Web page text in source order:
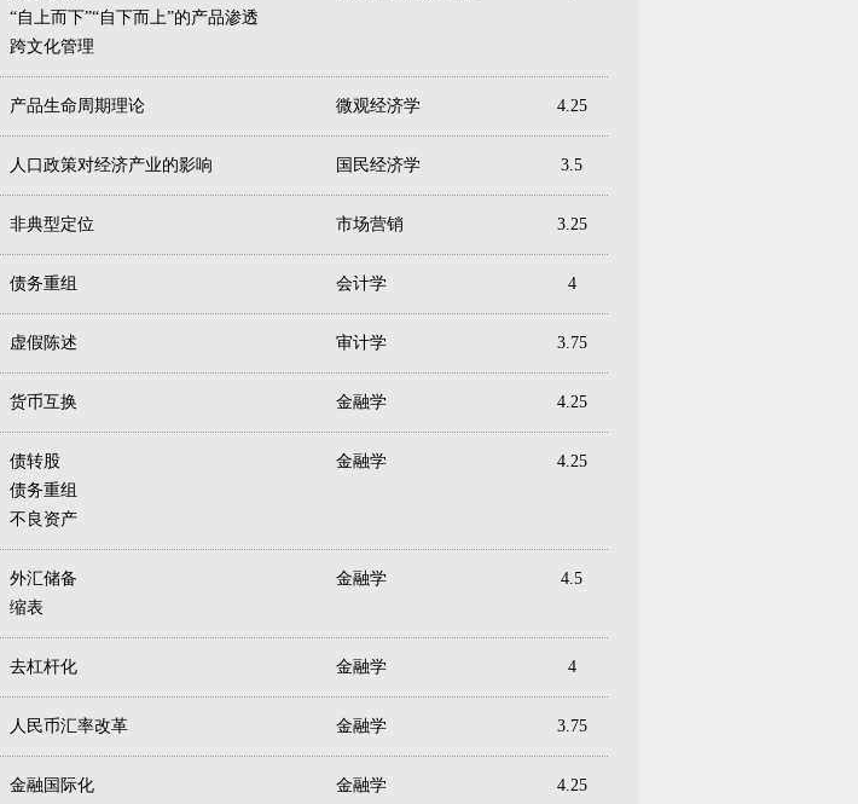
“自上而下”“自下而上”的产品渗透
跨文化管理
产品生命周期理论 微观经济学 4.25
人口政策对经济产业的影响 国民经济学 3.5
非典型定位 市场营销 3.25
债务重组 会计学 4
虚假陈述 审计学 3.75
货币互换 金融学 4.25
债转股
债务重组
不良资产
金融学 4.25
外汇储备
缩表
金融学 4.5
去杠杆化 金融学 4
人民币汇率改革 金融学 3.75
金融国际化 金融学 4.25